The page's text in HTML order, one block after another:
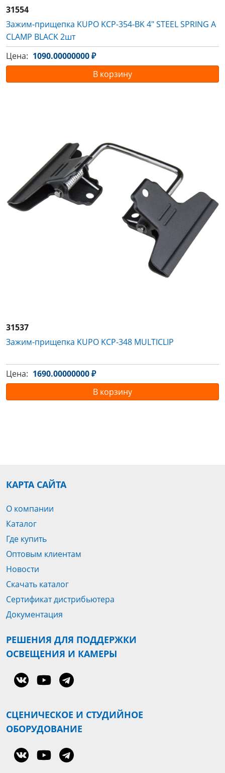
31554
Зажим-прищепка KUPO KCP-354-BK 4" STEEL SPRING A
CLAMP BLACK 2шт
Цена: 1090.00000000 ₽
В корзину
31537
Зажим-прищепка KUPO KCP-348 MULTICLIP
Цена: 1690.00000000 ₽
В корзину
КАРТА САЙТА
О компании
Каталог
Где купить
Оптовым клиентам
Новости
Скачать каталог
Сертификат дистрибьютера
Документация
РЕШЕНИЯ ДЛЯ ПОДДЕРЖКИ
ОСВЕЩЕНИЯ И КАМЕРЫ
СЦЕНИЧЕСКОЕ И СТУДИЙНОЕ
ОБОРУДОВАНИЕ